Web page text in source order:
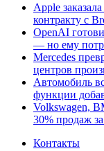
Apple
контракту с
OpenAI
— но ему
Mercedes
центров
Автомобиль
функции
Volkswagen,
30% продаж
Контакты